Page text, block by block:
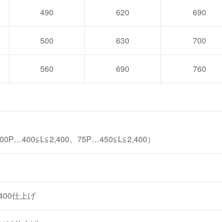
490 620 690
500 630 700
560 690 760
、75P…450≦L≦2,400）
仕上げ